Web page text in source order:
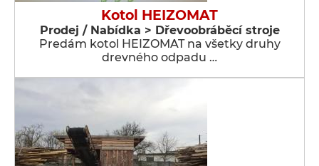
Kotol HEIZOMAT
Prodej / Nabídka > Dřevoobráběcí stroje
Predám kotol HEIZOMAT na všetky druhy
drevného odpadu …